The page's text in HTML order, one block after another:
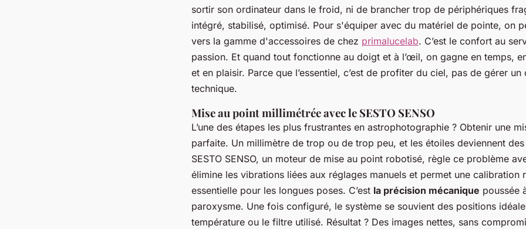
sortir son ordinateur dans le froid, ni de brancher trop de périphériques
intégré, stabilisé, optimisé. Pour s'équiper avec du matériel de pointe, on
vers la gamme d'accessoires de chez primalucelab. C’est le confort au
passion. Et quand tout fonctionne au doigt et à l’œil, on gagne en temps,
et en plaisir. Parce que l’essentiel, c’est de profiter du ciel, pas de gérer un
technique.
Mise au point millimétrée avec le SESTO SENSO
L’une des étapes les plus frustrantes en astrophotographie ? Obtenir une
parfaite. Un millimètre de trop ou de trop peu, et les étoiles deviennent
SESTO SENSO, un moteur de mise au point robotisé, règle ce problème
élimine les vibrations liées aux réglages manuels et permet une calibration
essentielle pour les longues poses. C’est la précision mécanique poussée
paroxysme. Une fois configuré, le système se souvient des positions
température ou le filtre utilisé. Résultat ? Des images nettes, sans